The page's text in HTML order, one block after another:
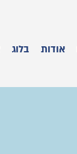
אודות בלוג